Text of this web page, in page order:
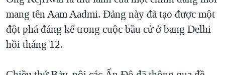
mang tên Aam Aadmi. Ðảng này đã tạo được một
đột phá đáng kể trong cuộc bầu cử ở bang Delhi
hồi tháng 12.